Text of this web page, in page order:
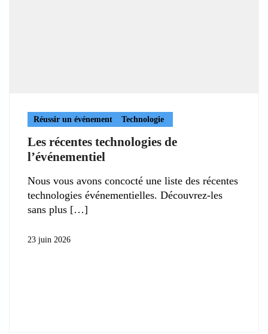
Réussir un événement Technologie
Les récentes technologies de
l’événementiel
Nous vous avons concocté une liste des récentes
technologies événementielles. Découvrez-les
sans plus
23 juin 2026